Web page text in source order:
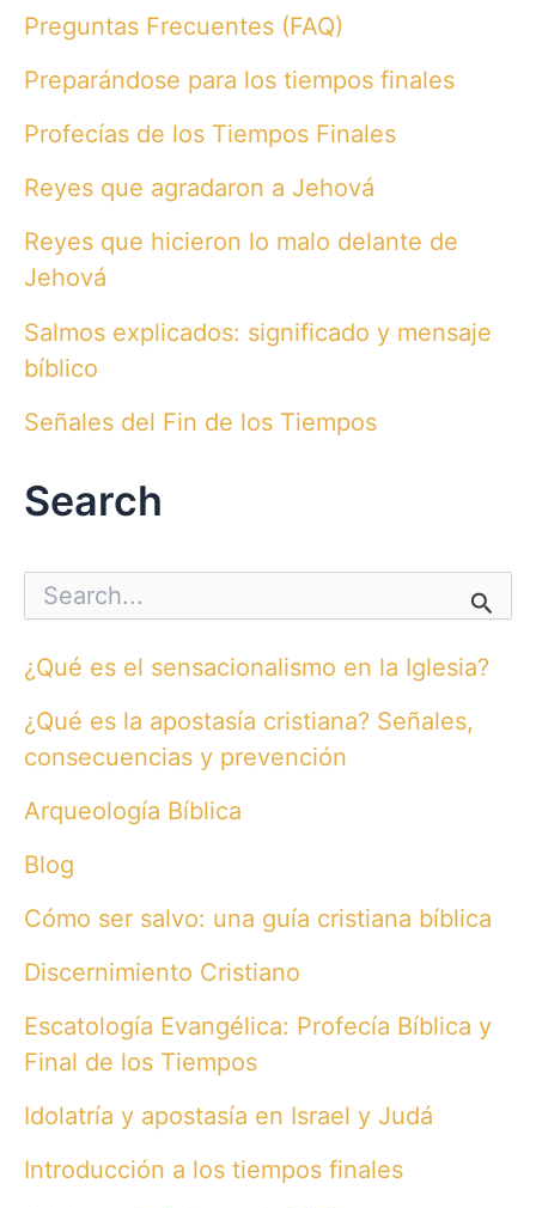
Preguntas Frecuentes (FAQ)
Preparándose para los tiempos finales
Profecías de los Tiempos Finales
Reyes que agradaron a Jehová
Reyes que hicieron lo malo delante de
Jehová
Salmos explicados: significado y mensaje
bíblico
Señales del Fin de los Tiempos
Search
c
f
o
¿Qué es el sensacionalismo en la Iglesia?
¿Qué es la apostasía cristiana? Señales,
consecuencias y prevención
Arqueología Bíblica
Blog
Cómo ser salvo: una guía cristiana bíblica
Discernimiento Cristiano
Escatología Evangélica: Profecía Bíblica y
Final de los Tiempos
Idolatría y apostasía en Israel y Judá
Introducción a los tiempos finales